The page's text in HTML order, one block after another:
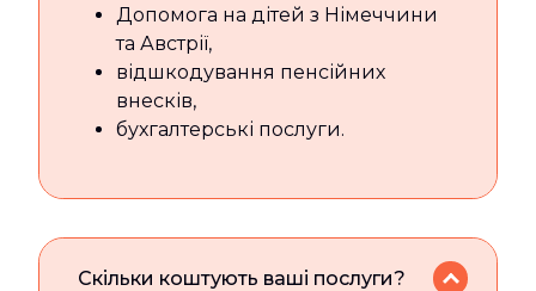
Допомога на дітей з Німеччини
та Австрії,
відшкодування пенсійних
внесків,
бухгалтерські послуги.
Скільки коштують ваші послуги?